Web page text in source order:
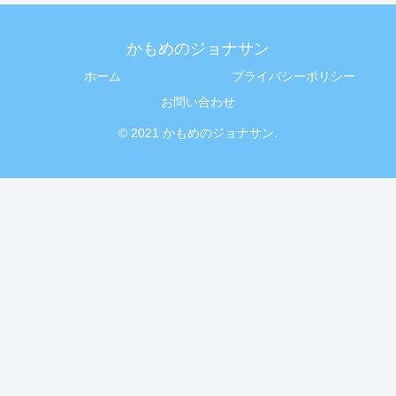
かもめのジョナサン
ホーム
プライバシーポリシー
お問い合わせ
© 2021 かもめのジョナサン.